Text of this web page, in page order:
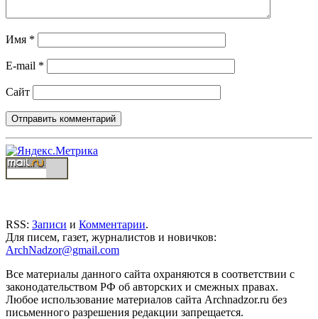
Имя *
E-mail *
Сайт
RSS: Записи и Комментарии.
Для писем, газет, журналистов и новичков:
ArchNadzor@gmail.com
Все материалы данного сайта охраняются в соответствии с
законодательством РФ об авторских и смежных правах.
Любое использование материалов сайта Archnadzor.ru без
письменного разрешения редакции запрещается.